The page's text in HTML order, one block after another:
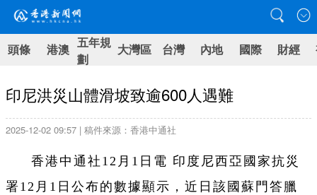
頭條 港澳 五年規
劃
大灣區 台灣 內地 國際 財經
印尼洪災山體滑坡致逾600人遇難
2025-12-02 09:57 | 稿件來源：香港中通社
香港中通社12月1日電 印度尼西亞國家抗災
署12月1日公布的數據顯示，近日該國蘇門答臘